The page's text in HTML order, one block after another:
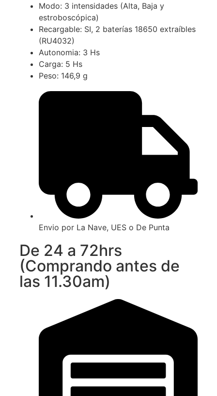
Modo: 3 intensidades (Alta, Baja y
estroboscópica)
Recargable: SI, 2 baterías 18650 extraíbles
(RU4032)
Autonomia: 3 Hs
Carga: 5 Hs
Peso: 146,9 g
Envio por La Nave, UES o De Punta
De 24 a 72hrs
(Comprando antes de
las 11.30am)